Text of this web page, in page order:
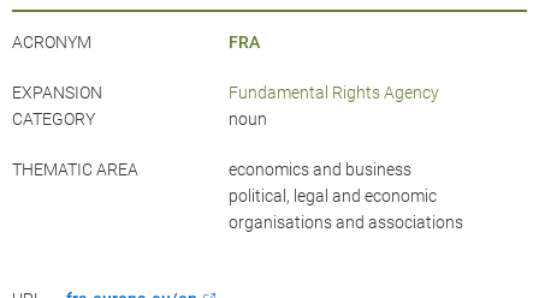
ACRONYM FRA
EXPANSION
Fundamental Rights Agency
CATEGORY
noun
THEMATIC AREA
economics and business
political, legal and economic
organisations and associations